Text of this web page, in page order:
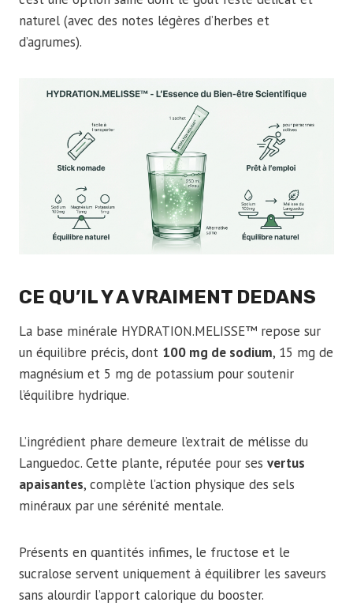
naturel (avec des notes légères d’herbes et
d’agrumes).
CE QU’IL Y A VRAIMENT DEDANS
La base minérale HYDRATION.MELISSE™ repose sur
un équilibre précis, dont 100 mg de sodium, 15 mg de
magnésium et 5 mg de potassium pour soutenir
l’équilibre hydrique.
L’ingrédient phare demeure l’extrait de mélisse du
Languedoc. Cette plante, réputée pour ses vertus
apaisantes, complète l’action physique des sels
minéraux par une sérénité mentale.
Présents en quantités infimes, le fructose et le
sucralose servent uniquement à équilibrer les saveurs
sans alourdir l’apport calorique du booster.